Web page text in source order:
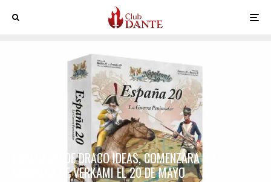
ESPAÑA 20 DE DRACO IDEAS, COMENZARA SU
CAMPAÑA DE VERKAMI EL 20 DE MAYO